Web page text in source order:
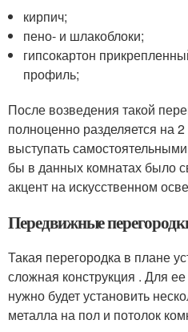
кирпич;
пено- и шлакоблоки;
гипсокартон
профиль;
После возведения такой
полноценно разделяется на
выступать
бы в данных комнатах было
акцент на искусственном
Передвижные
Такая перегородка в плане
сложная конструкция . Для
нужно будет установить
металла на пол и потолок